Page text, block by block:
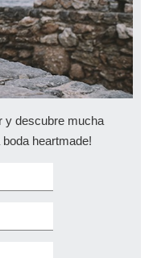
y descubre mucha
heartmade!